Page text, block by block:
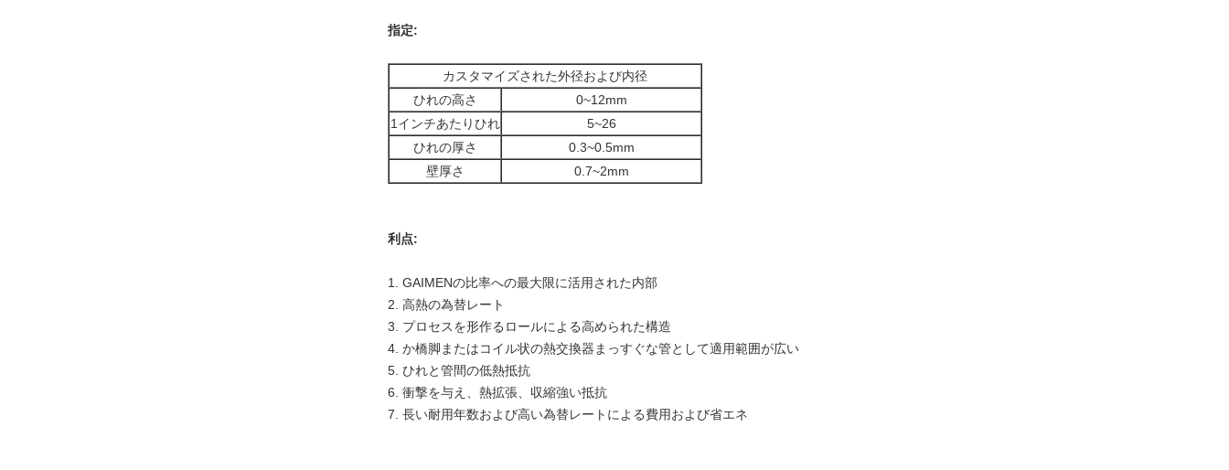
指定:
カスタマイズされた外径および内径
ひれの高さ
0~12mm
1インチあたりひれ
5~26
ひれの厚さ
0.3~0.5mm
壁厚さ
0.7~2mm
利点:
1. GAIMENの比率への最大限に活用された内部
2. 高熱の為替レート
3. プロセスを形作るロールによる高められた構造
4. か橋脚またはコイル状の熱交換器まっすぐな管として適用範囲が広い
5. ひれと管間の低熱抵抗
6. 衝撃を与え、熱拡張、収縮強い抵抗
7. 長い耐用年数および高い為替レートによる費用および省エネ